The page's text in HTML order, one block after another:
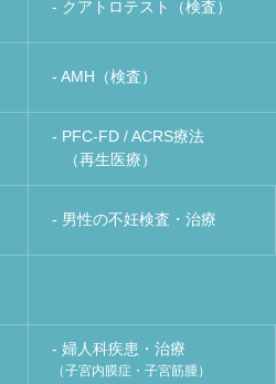
- クアトロテスト（検査）
- AMH（検査）
- PFC-FD / ACRS療法
（再生医療）
- 男性の不妊検査・治療
- 婦人科疾患・治療
（子宮内膜症・子宮筋腫）